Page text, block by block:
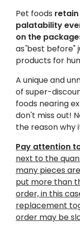
Pet foods
palatability
on the
as"best before"
products for
A unique and
of super-
foods nearing
don't miss out!
the reason why
Pay attention
next to the
many pieces
put more than
order, in this
replacement
order may be